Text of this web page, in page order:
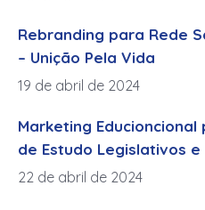
Rebranding para Rede
– Unição Pela Vida
19 de abril de 2024
Marketing Educioncional
de Estudo Legislativos e
22 de abril de 2024